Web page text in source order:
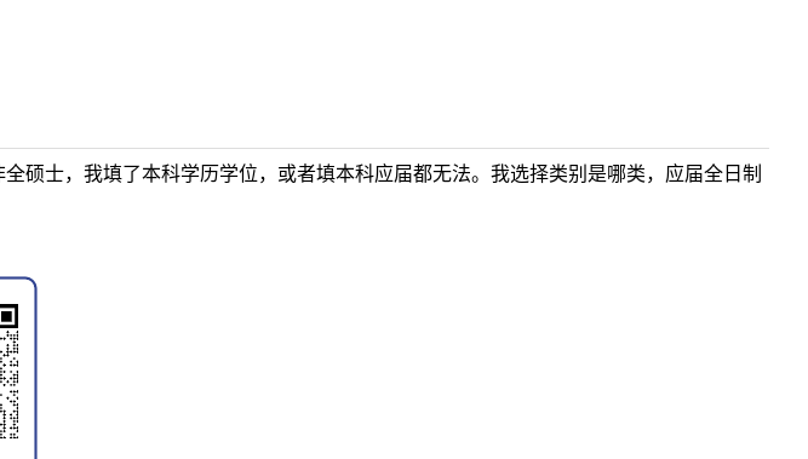
硕士，我填了本科学历学位，或者填本科应届都无法。我选择类别是哪类，应届全日制